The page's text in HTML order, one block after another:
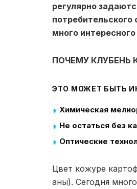
регулярно
много
ПОЧЕМУ КЛУБЕНЬ
ЭТО МОЖЕТ БЫТЬ
Химическая
Не остаться без
Оптические
Цвет кожуре
аны). Сегодня